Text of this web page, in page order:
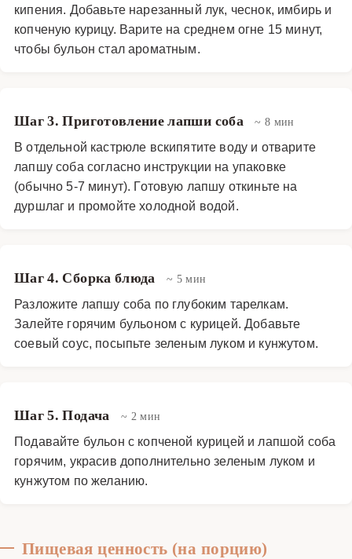
кипения. Добавьте нарезанный лук, чеснок, имбирь и
копченую курицу. Варите на среднем огне 15 минут,
чтобы бульон стал ароматным.
Шаг 3. Приготовление лапши соба ~ 8 мин
В отдельной кастрюле вскипятите воду и отварите
лапшу соба согласно инструкции на упаковке
(обычно 5-7 минут). Готовую лапшу откиньте на
дуршлаг и промойте холодной водой.
Шаг 4. Сборка блюда ~ 5 мин
Разложите лапшу соба по глубоким тарелкам.
Залейте горячим бульоном с курицей. Добавьте
соевый соус, посыпьте зеленым луком и кунжутом.
Шаг 5. Подача ~ 2 мин
Подавайте бульон с копченой курицей и лапшой соба
горячим, украсив дополнительно зеленым луком и
кунжутом по желанию.
Пищевая ценность (на порцию)